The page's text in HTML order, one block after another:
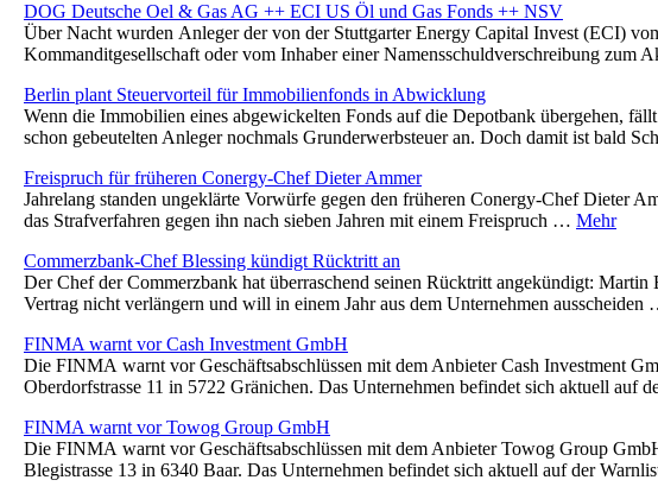
DOG Deutsche Oel & Gas AG ++ ECI US Öl und Gas Fonds ++ NSV
Über Nacht wurden Anleger der von der Stuttgarter Energy Capital Invest (ECI)
Kommanditgesellschaft oder vom Inhaber einer Namensschuldverschreibung zum
Berlin plant Steuervorteil für Immobilienfonds in Abwicklung
Wenn die Immobilien eines abgewickelten Fonds auf die Depotbank übergehen,
schon gebeutelten Anleger nochmals Grunderwerbsteuer an. Doch damit ist bald
Freispruch für früheren Conergy-Chef Dieter Ammer
Jahrelang standen ungeklärte Vorwürfe gegen den früheren Conergy-Chef Dieter
das Strafverfahren gegen ihn nach sieben Jahren mit einem Freispruch … Mehr
Commerzbank-Chef Blessing kündigt Rücktritt an
Der Chef der Commerzbank hat überraschend seinen Rücktritt angekündigt: Martin
Vertrag nicht verlängern und will in einem Jahr aus dem Unternehmen ausscheiden
FINMA warnt vor Cash Investment GmbH
Die FINMA warnt vor Geschäftsabschlüssen mit dem Anbieter Cash Investment
Oberdorfstrasse 11 in 5722 Gränichen. Das Unternehmen befindet sich aktuell auf
FINMA warnt vor Towog Group GmbH
Die FINMA warnt vor Geschäftsabschlüssen mit dem Anbieter Towog Group
Blegistrasse 13 in 6340 Baar. Das Unternehmen befindet sich aktuell auf der